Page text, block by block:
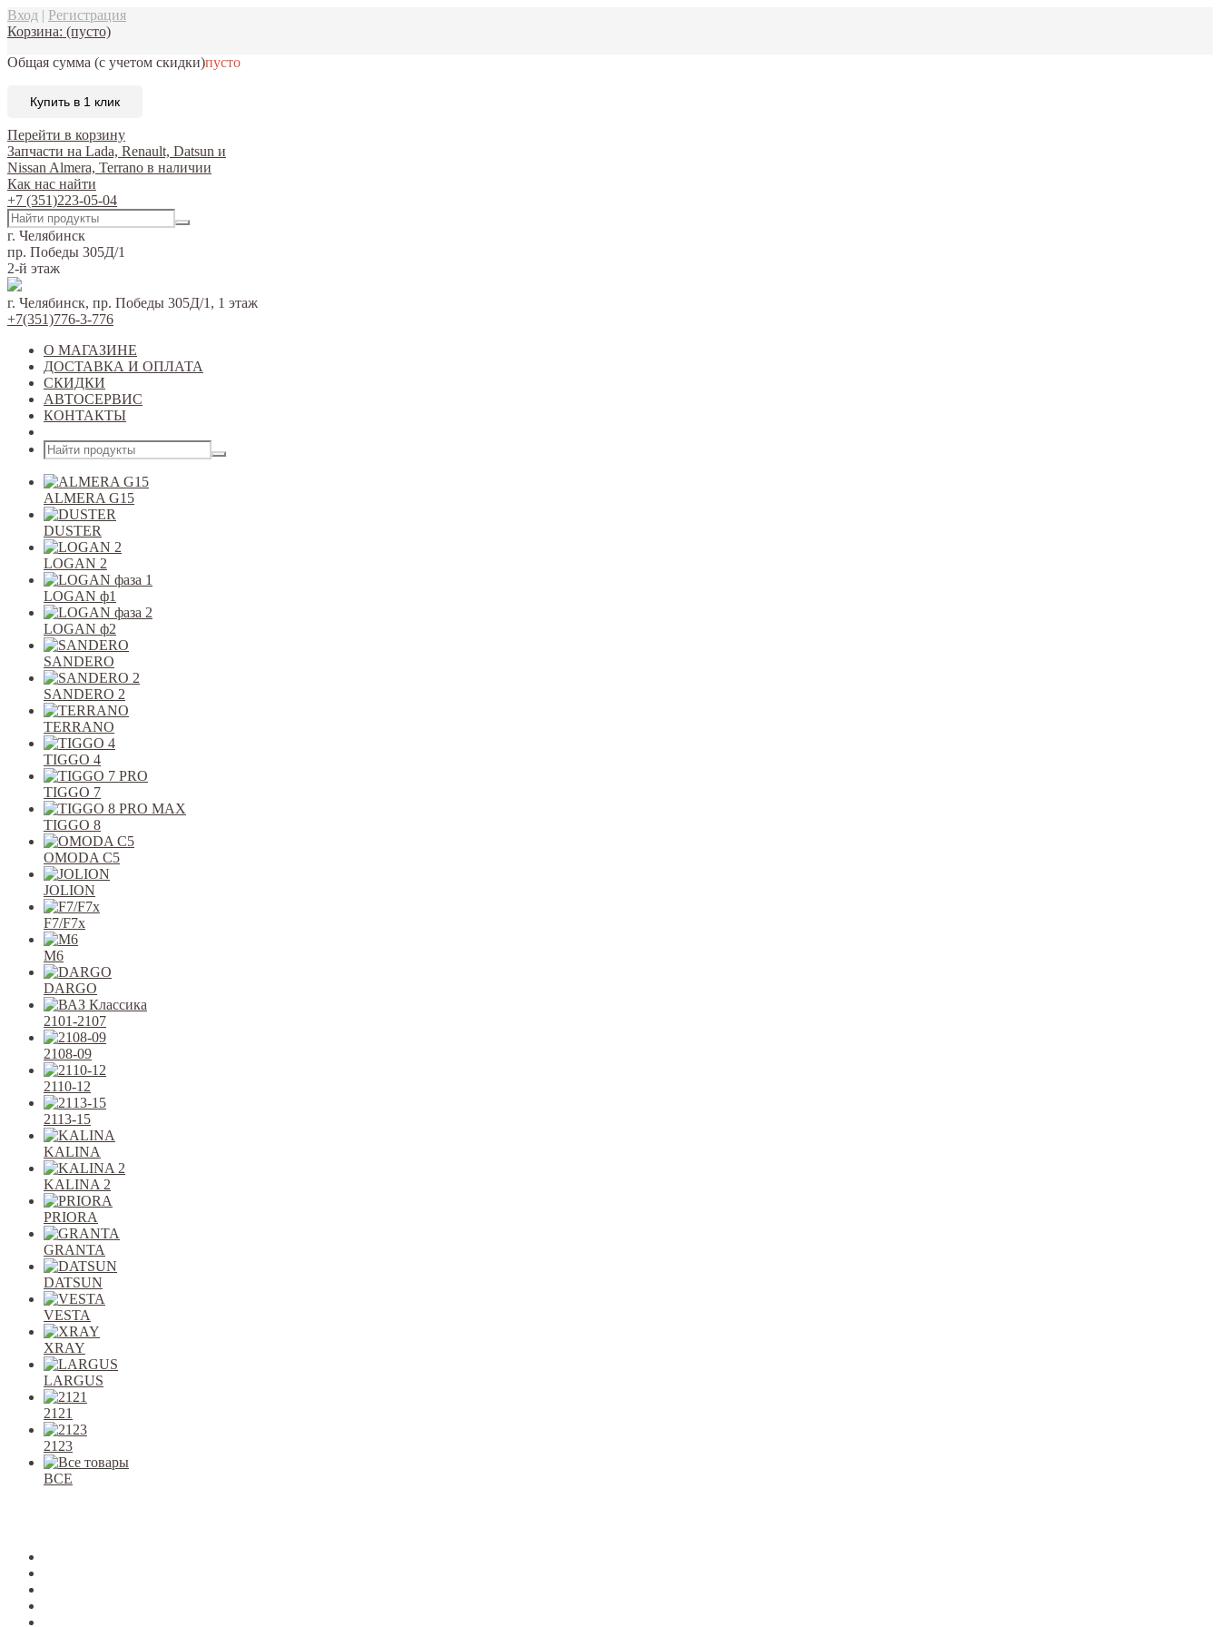
Вход | Регистрация
Корзина: (пусто)
Общая сумма (с учетом скидки)пусто
Купить в 1 клик
Перейти в корзину
Запчасти на Lada, Renault, Datsun и
Nissan Almera, Terrano в наличии
Как нас найти
+7 (351)223-05-04
г. Челябинск
пр. Победы 305Д/1
2-й этаж
г. Челябинск, пр. Победы 305Д/1, 1 этаж
+7(351)776-3-776
О МАГАЗИНЕ
ДОСТАВКА И ОПЛАТА
СКИДКИ
АВТОСЕРВИС
КОНТАКТЫ
ALMERA G15
DUSTER
LOGAN 2
LOGAN ф1
LOGAN ф2
SANDERO
SANDERO 2
TERRANO
TIGGO 4
TIGGO 7
TIGGO 8
OMODA C5
JOLION
F7/F7x
M6
DARGO
2101-2107
2108-09
2110-12
2113-15
KALINA
KALINA 2
PRIORA
GRANTA
DATSUN
VESTA
XRAY
LARGUS
2121
2123
ВСЕ